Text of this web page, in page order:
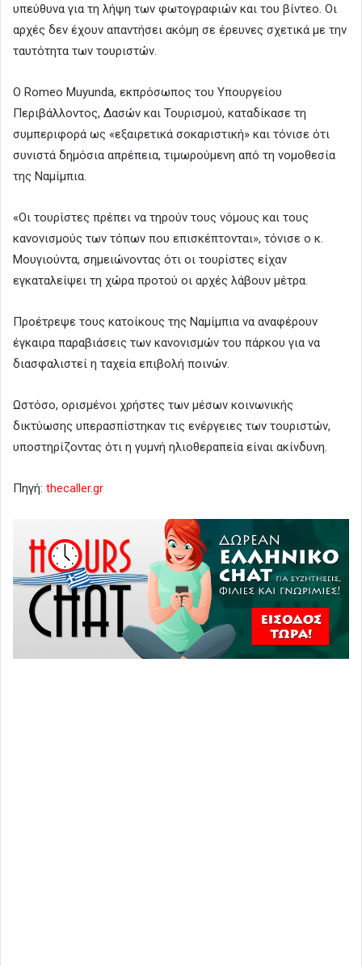
υπεύθυνα για τη λήψη των φωτογραφιών και του βίντεο. Οι
αρχές δεν έχουν απαντήσει ακόμη σε έρευνες σχετικά με την
ταυτότητα των τουριστών.
Ο Romeo Muyunda, εκπρόσωπος του Υπουργείου
Περιβάλλοντος, Δασών και Τουρισμού, καταδίκασε τη
συμπεριφορά ως «εξαιρετικά σοκαριστική» και τόνισε ότι
συνιστά δημόσια απρέπεια, τιμωρούμενη από τη νομοθεσία
της Ναμίμπια.
«Οι τουρίστες πρέπει να τηρούν τους νόμους και τους
κανονισμούς των τόπων που επισκέπτονται», τόνισε ο κ.
Μουγιούντα, σημειώνοντας ότι οι τουρίστες είχαν
εγκαταλείψει τη χώρα προτού οι αρχές λάβουν μέτρα.
Προέτρεψε τους κατοίκους της Ναμίμπια να αναφέρουν
έγκαιρα παραβιάσεις των κανονισμών του πάρκου για να
διασφαλιστεί η ταχεία επιβολή ποινών.
Ωστόσο, ορισμένοι χρήστες των μέσων κοινωνικής
δικτύωσης υπερασπίστηκαν τις ενέργειες των τουριστών,
υποστηρίζοντας ότι η γυμνή ηλιοθεραπεία είναι ακίνδυνη.
Πηγή: thecaller.gr